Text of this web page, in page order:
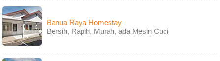
Banua Raya Homestay
Bersih, Rapih, Murah, ada Mesin Cuci